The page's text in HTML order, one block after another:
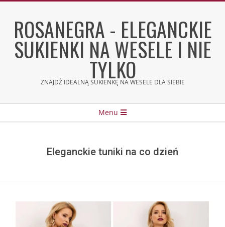
contentROSANEGRA - ELEGANCKIE
SUKIENKI NA WESELE I NIE
TYLKO
ZNAJDŹ IDEALNĄ SUKIENKĘ NA WESELE DLA SIEBIE
Menu
Eleganckie tuniki na co dzień